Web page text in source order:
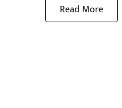
Read More